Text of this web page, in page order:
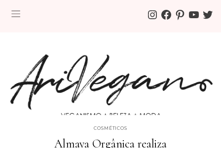
INSTAGRAM
FACEBOOK
PINTEREST
YOUTUBE
COSMÉTICOS
Almaya Orgânica realiza